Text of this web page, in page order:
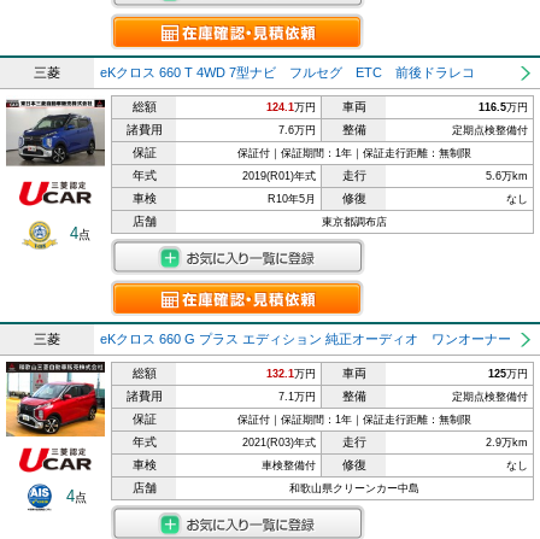
三菱 eKクロス 660 T 4WD 7型ナビ フルセグ ETC 前後ドラレコ
4点
総額 124.1万円 車両 116.5万円
諸費用 7.6万円 整備 定期点検整備付
保証 保証付｜保証期間：1年｜保証走行距離：無制限
年式 2019(R01)年式 走行 5.6万km
車検 R10年5月 修復 なし
店舗 東京都調布店
三菱 eKクロス 660 G プラス エディション 純正オーディオ ワンオーナー
4点
総額 132.1万円 車両 125万円
諸費用 7.1万円 整備 定期点検整備付
保証 保証付｜保証期間：1年｜保証走行距離：無制限
年式 2021(R03)年式 走行 2.9万km
車検 車検整備付 修復 なし
店舗 和歌山県クリーンカー中島